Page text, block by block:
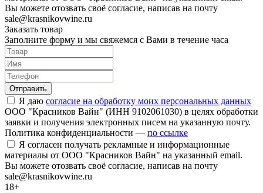
Вы можете отозвать своё согласие, написав на почту
sale@krasnikovwine.ru
Заказать товар
Заполните форму и мы свяжемся с Вами в течение часа
Отправить
Я даю согласие на обработку моих персональных данных
ООО "Красников Вайн" (ИНН 9102061030) в целях обработки
заявки и получения электронных писем на указанную почту.
Политика конфиденциальности — по ссылке
Я согласен получать рекламные и информационные
материалы от ООО "Красников Вайн" на указанный email.
Вы можете отозвать своё согласие, написав на почту
sale@krasnikovwine.ru
18+